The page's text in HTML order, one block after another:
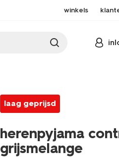
winkels
laag geprijsd
herenpyjama
grijsmelange